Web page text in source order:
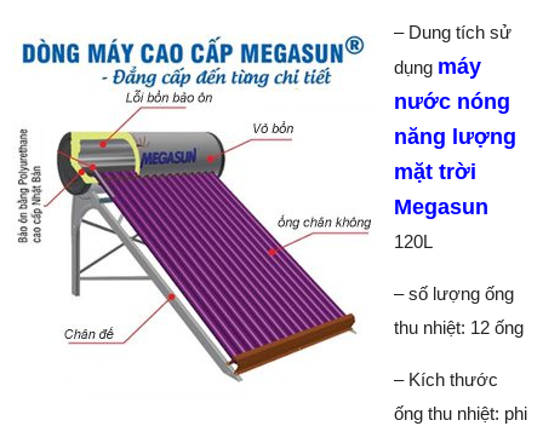
– Dung tích sử
dụng máy
nước nóng
năng lượng
mặt trời
Megasun
120L
– số lượng ống
thu nhiệt: 12 ống
– Kích thước
ống thu nhiệt: phi